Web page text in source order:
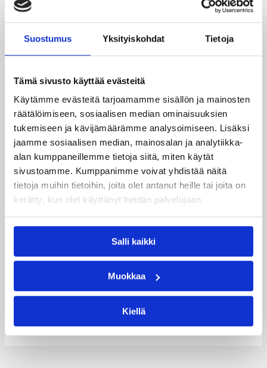
Suostumus Yksityiskohdat Tietoja
Tämä sivusto käyttää evästeitä
Käytämme evästeitä tarjoamamme sisällön ja mainosten
räätälöimiseen, sosiaalisen median ominaisuuksien
tukemiseen ja kävijämäärämme analysoimiseen. Lisäksi
jaamme sosiaalisen median, mainosalan ja analytiikka-
alan kumppaneillemme tietoja siitä, miten käytät
sivustoamme. Kumppanimme voivat yhdistää näitä
tietoja muihin tietoihin, joita olet antanut heille tai joita on
kerätty, kun olet käyttänyt heidän palvelujaan.
Salli kaikki
Muokkaa
Kiellä
Henkilöt
Kalle Naapi
Kilian Cato
Markus Molenius
Miikka Marttinen
Mikael Herbert
Mikko Tupamäki
Osku Heinonen
Tommi Huolila
Villematti Kopio
Kategoriat
EM-kilpailut Maajoukkue
Maaottelu